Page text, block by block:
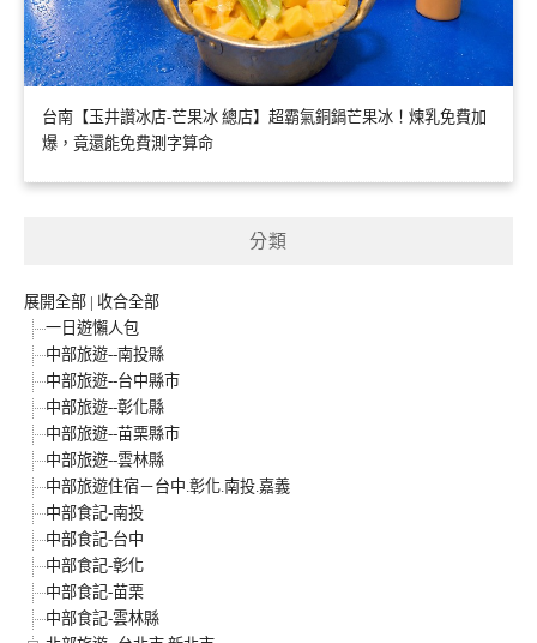
台南【玉井讚冰店-芒果冰 總店】超霸氣銅鍋芒果冰！煉乳免費加
爆，竟還能免費測字算命
分類
展開全部 | 收合全部
一日遊懶人包
中部旅遊--南投縣
中部旅遊--台中縣市
中部旅遊--彰化縣
中部旅遊--苗栗縣市
中部旅遊--雲林縣
中部旅遊住宿－台中.彰化.南投.嘉義
中部食記-南投
中部食記-台中
中部食記-彰化
中部食記-苗栗
中部食記-雲林縣